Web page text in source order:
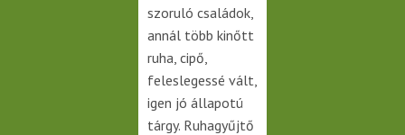
szoruló családok,
annál több kinőtt
ruha, cipő,
feleslegessé vált,
igen jó állapotú
tárgy. Ruhagyűjtő